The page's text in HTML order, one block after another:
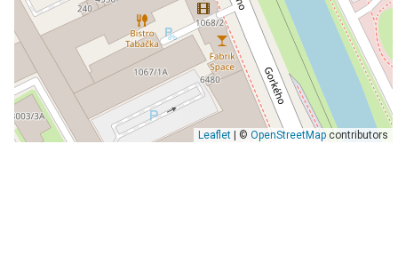
Leaflet| © OpenStreetMapcontributors